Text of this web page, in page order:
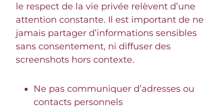
le respect de la vie privée relèvent d’une
attention constante. Il est important de ne
jamais partager d’informations sensibles
sans consentement, ni diffuser des
screenshots hors contexte.
Ne pas communiquer d’adresses ou
contacts personnels